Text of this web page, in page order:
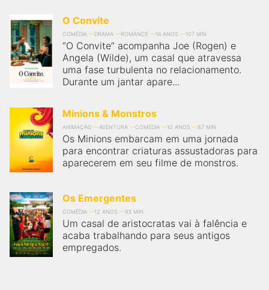
O Convite
COMÉDIA DRAMA ROMANCE 16 ANOS 107 MIN
“O Convite” acompanha Joe (Rogen) e
Angela (Wilde), um casal que atravessa
uma fase turbulenta no relacionamento.
Durante um jantar apare...
Minions & Monstros
ANIMAÇÃO AVENTURA COMÉDIA 10 ANOS 87 MIN
Os Minions embarcam em uma jornada
para encontrar criaturas assustadoras para
aparecerem em seu filme de monstros.
Os Emergentes
COMÉDIA 12 ANOS 93 MIN
Um casal de aristocratas vai à falência e
acaba trabalhando para seus antigos
empregados.